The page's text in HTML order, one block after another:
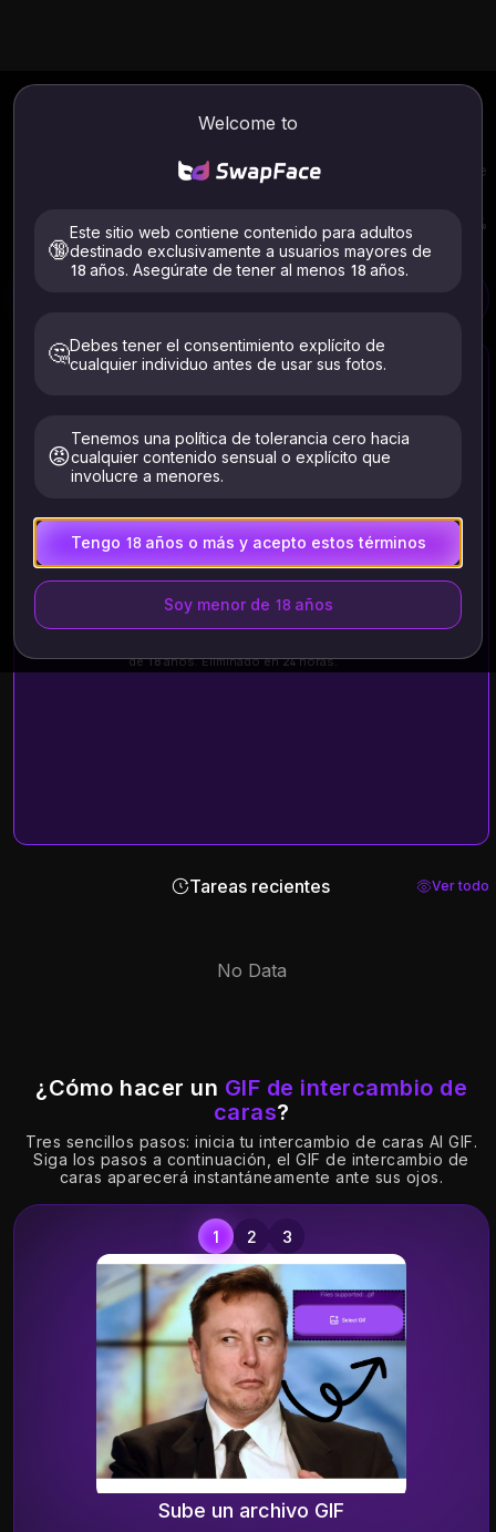
Welcome to
🔞
Este sitio web contiene contenido para adultos
destinado exclusivamente a usuarios mayores de
18 años. Asegúrate de tener al menos 18 años.
🤔Debes tener el consentimiento explícito de
cualquier individuo antes de usar sus fotos.
😡
Tenemos una política de tolerancia cero hacia
cualquier contenido sensual o explícito que
involucre a menores.
Tengo 18 años o más y acepto estos términos
Soy menor de 18 años
gratis
en línea
Crea GIF populares y divertidos de intercambio de caras de
memes con IA de forma gratuita. Cambiador de caras
usuarios pueden probar el intercambio de caras AI GIF 100%
gratis!
Seleccionar GIF
Archivos soportados: .gif
TODOS los archivos se eliminan automáticamente en 24 horas
Sube únicamente imágenes tuyas o de aquellas que
de 18 años. Eliminado en 24 horas.
Tareas recientes Ver todo
¿Cómo hacer un GIF de intercambio de
caras?
Tres sencillos pasos: inicia tu intercambio de caras AI GIF.
Siga los pasos a continuación, el GIF de intercambio de
caras aparecerá instantáneamente ante sus ojos.
Sube un archivo GIF